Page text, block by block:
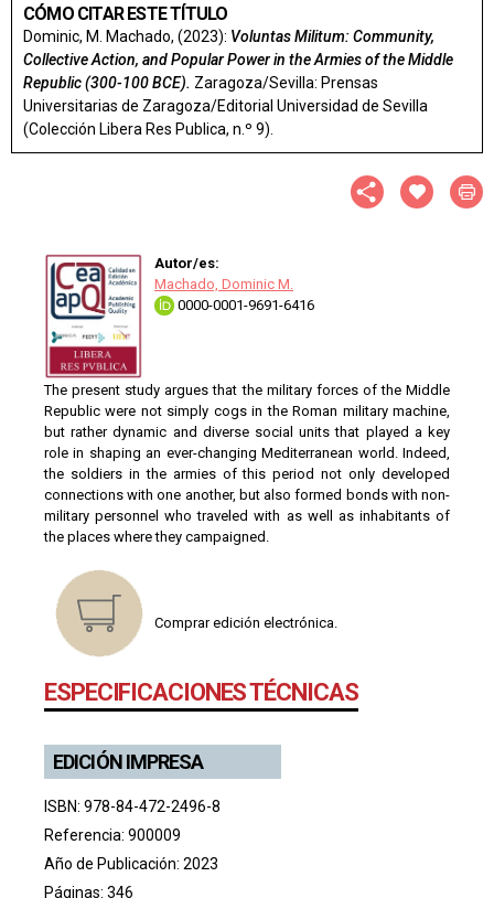
CÓMO CITAR ESTE TÍTULO
Dominic, M. Machado, (2023): Voluntas Militum: Community,
Collective Action, and Popular Power in the Armies of the Middle
Republic (300-100 BCE). Zaragoza/Sevilla: Prensas
Universitarias de Zaragoza/Editorial Universidad de Sevilla
(Colección Libera Res Publica, n.º 9).
Autor/es:
Machado, Dominic M.
0000-0001-9691-6416
The present study argues that the military forces of the Middle
Republic were not simply cogs in the Roman military machine,
but rather dynamic and diverse social units that played a key
role in shaping an ever-changing Mediterranean world. Indeed,
the soldiers in the armies of this period not only developed
connections with one another, but also formed bonds with non-
military personnel who traveled with as well as inhabitants of
the places where they campaigned.
Comprar edición electrónica.
ESPECIFICACIONES TÉCNICAS
EDICIÓN IMPRESA
ISBN: 978-84-472-2496-8
Referencia: 900009
Año de Publicación: 2023
Páginas: 346